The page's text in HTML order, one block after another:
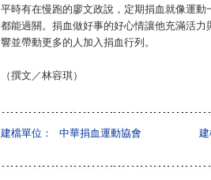
平時有在慢跑的廖文政說，定期捐血就像運
都能過關。捐血做好事的好心情讓他充滿活
響並帶動更多的人加入捐血行列。
（撰文／林容琪）
建檔單位： 中華捐血運動協會 建